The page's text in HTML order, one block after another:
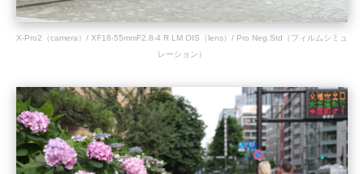
X-Pro2（camera）/ XF18-55mmF2.8-4 R LM OIS（lens）/ Pro Neg.Std（フィルムシミュ
レーション）